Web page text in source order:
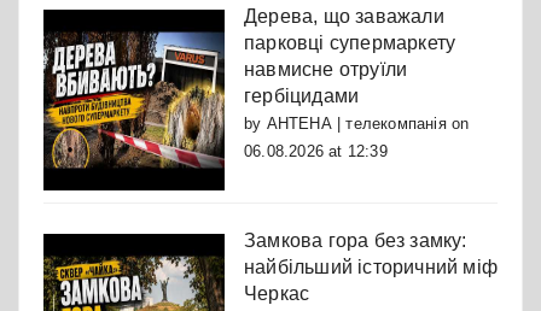
Дерева, що заважали
парковці супермаркету
навмисне отруїли
гербіцидами
by АНТЕНА | телекомпаніяon
06.08.2026 at 12:39
Замкова гора без замку:
найбільший історичний міф
Черкас